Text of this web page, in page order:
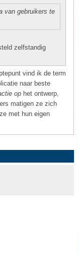
van gebruikers te
zelfstandig
vind ik de term
naar beste
op het ontwerp,
matigen ze zich
met hun eigen